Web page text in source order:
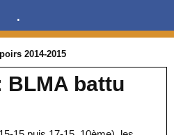
.
2014-2015
BLMA battu